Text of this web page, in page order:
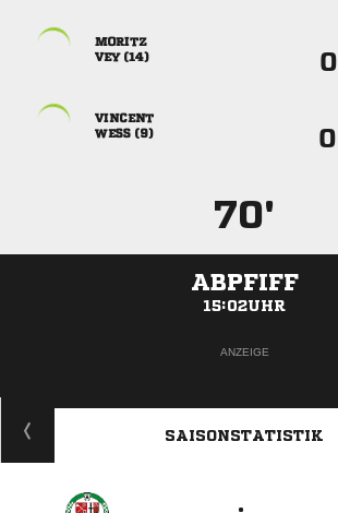


 


 
70'
ABPFIFF
15:02UHR
ANZEIGE
SAISONSTATISTIK